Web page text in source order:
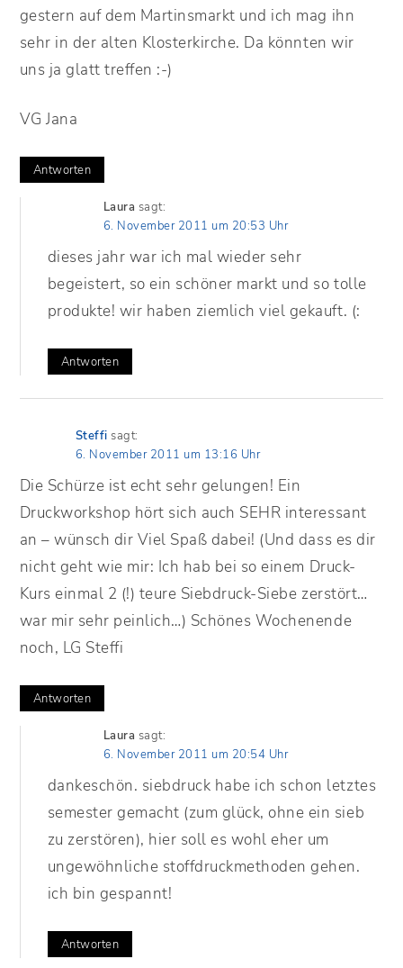
gestern auf dem Martinsmarkt und ich mag ihn
sehr in der alten Klosterkirche. Da könnten wir
uns ja glatt treffen :-)
VG Jana
Antworten
Laura sagt:
6. November 2011 um 20:53 Uhr
dieses jahr war ich mal wieder sehr
begeistert, so ein schöner markt und so tolle
produkte! wir haben ziemlich viel gekauft. (:
Antworten
Steffi sagt:
6. November 2011 um 13:16 Uhr
Die Schürze ist echt sehr gelungen! Ein
Druckworkshop hört sich auch SEHR interessant
an – wünsch dir Viel Spaß dabei! (Und dass es dir
nicht geht wie mir: Ich hab bei so einem Druck-
Kurs einmal 2 (!) teure Siebdruck-Siebe zerstört…
war mir sehr peinlich…) Schönes Wochenende
noch, LG Steffi
Antworten
Laura sagt:
6. November 2011 um 20:54 Uhr
dankeschön. siebdruck habe ich schon letztes
semester gemacht (zum glück, ohne ein sieb
zu zerstören), hier soll es wohl eher um
ungewöhnliche stoffdruckmethoden gehen.
ich bin gespannt!
Antworten